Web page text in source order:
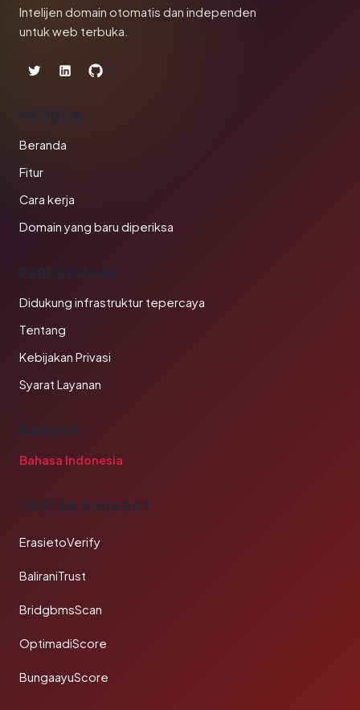
Intelijen domain otomatis dan independen
untuk web terbuka.
PRODUK
Beranda
Fitur
Cara kerja
Domain yang baru diperiksa
PERUSAHAAN
Didukung infrastruktur tepercaya
Tentang
Kebijakan Privasi
Syarat Layanan
BAHASA
Bahasa Indonesia
TAUTAN SAHABAT
ErasietoVerify
BaliraniTrust
BridgbmsScan
OptimadiScore
BungaayuScore